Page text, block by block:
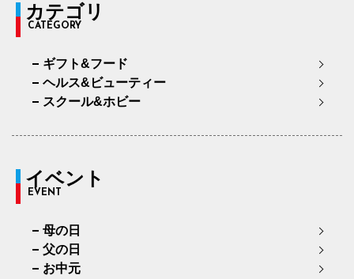
カテゴリ
CATEGORY
ギフト&フード
ヘルス&ビューティー
スクール&ホビー
イベント
EVENT
母の日
父の日
お中元